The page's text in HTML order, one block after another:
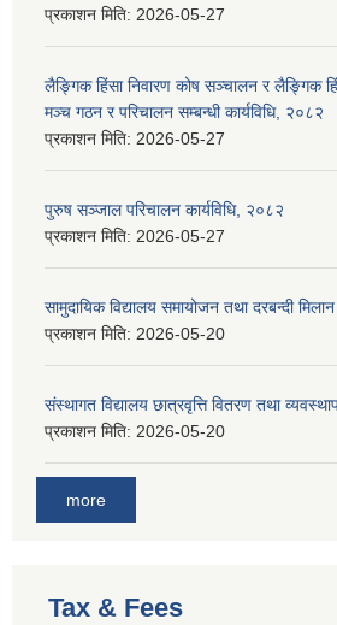
प्रकाशन मिति: 2026-05-27
लैङ्गिक हिंसा निवारण कोष सञ्चालन र लैङ्गिक
मञ्च गठन र परिचालन सम्बन्धी कार्यविधि, २०८२
प्रकाशन मिति: 2026-05-27
पुरुष सञ्जाल परिचालन कार्यविधि, २०८२
प्रकाशन मिति: 2026-05-27
सामुदायिक विद्यालय समायोजन तथा दरबन्दी
प्रकाशन मिति: 2026-05-20
संस्थागत विद्यालय छात्रवृत्ति वितरण तथा
प्रकाशन मिति: 2026-05-20
more
Tax & Fees